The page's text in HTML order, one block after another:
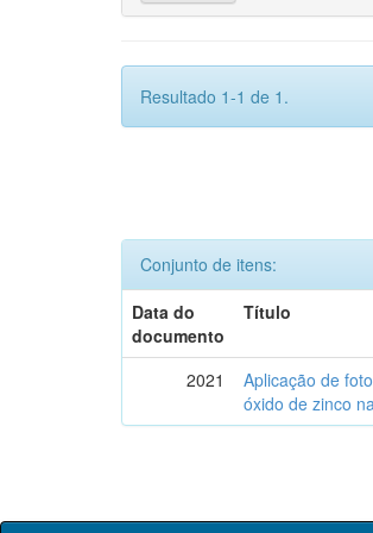
Resultado 1-1 de 1.
Conjunto de itens:
Data do
documento
Título
2021
Aplicação de
óxido de zinco